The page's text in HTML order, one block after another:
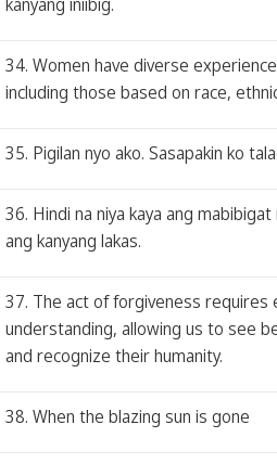
34. Women have diverse
including those based on race,
35. Pigilan nyo ako. Sasapakin ko
36. Hindi na niya kaya ang
ang kanyang lakas.
37. The act of forgiveness requires
understanding, allowing us to see
and recognize their humanity.
38. When the blazing sun is gone